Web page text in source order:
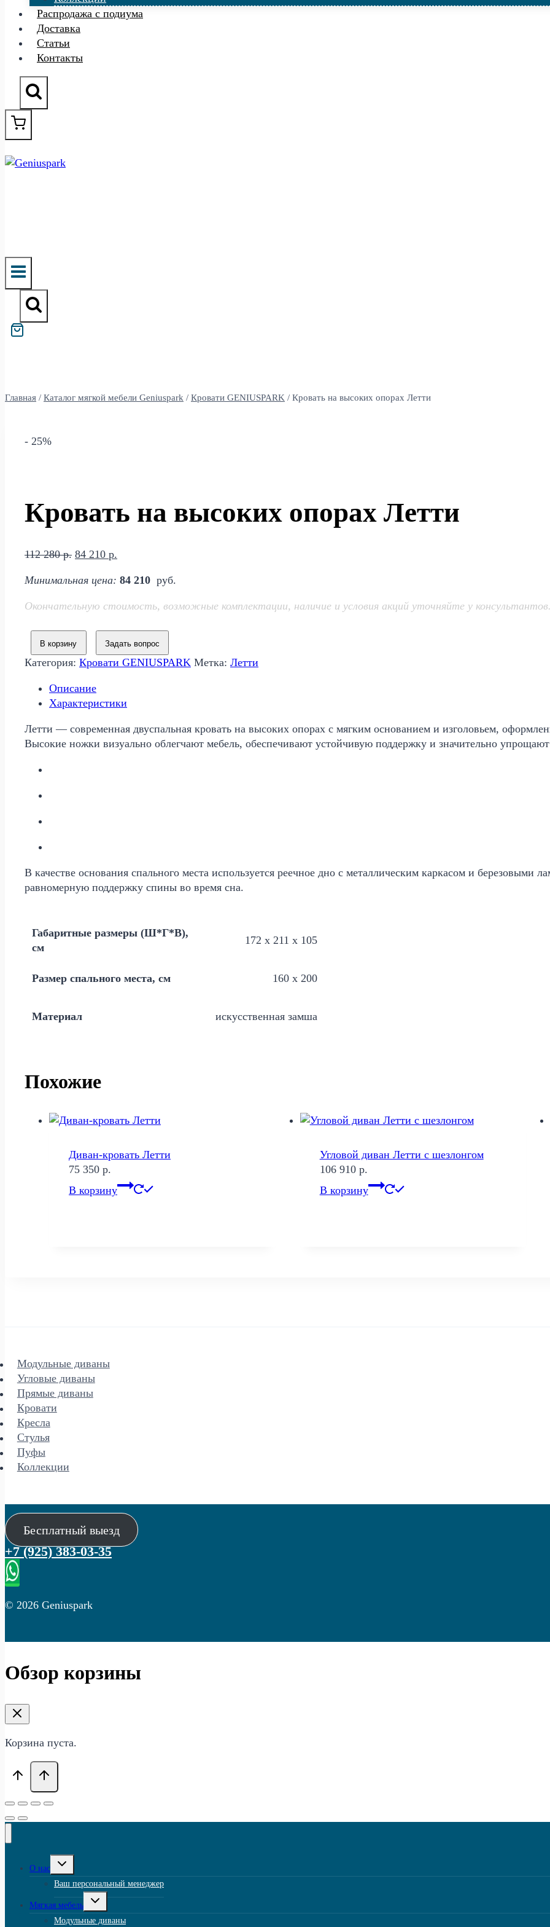
Распродажа с подиума
Доставка
Статьи
Контакты
Главная / Каталог мягкой мебели Geniuspark / Кровати GENIUSPARK / Кровать на высоких опорах Летти
- 25%
Кровать на высоких опорах Летти
112 280р. Первоначальная
составляла
280 р..
84 210 р.
84
Минимальная цена: 84 210 руб.
Окончательную стоимость, возможные комплектации, наличие и условия акций уточняйте у консультантов.
В корзину Задать вопрос
Категория: Кровати GENIUSPARK Метка: Летти
Описание
Характеристики
Летти — современная двуспальная кровать на высоких опорах с мягким основанием и изголовьем,
Высокие ножки визуально облегчают мебель, обеспечивают устойчивую поддержку и значительно
В качестве основания спального места используется реечное дно с металлическим каркасом и березовыми
равномерную поддержку спины во время сна.
Габаритные размеры (Ш*Г*В),
см
172 х 211 х 105
Размер спального места, см 160 х 200
Материал искусственная замша
Похожие
Диван-кровать Летти
75 350 р.
В корзину
Угловой диван Летти с шезлонгом
106 910 р.
В корзину
Модульные диваны
Угловые диваны
Прямые диваны
Кровати
Кресла
Стулья
Пуфы
Коллекции
Бесплатный выезд
+7 (925) 383-03-35
© 2026 Geniuspark
Обзор корзины
Корзина пуста.
О нас
Переключить
дочернее
меню
Ваш персональный менеджер
Мягкая мебель
Переключить
дочернее
меню
Модульные диваны